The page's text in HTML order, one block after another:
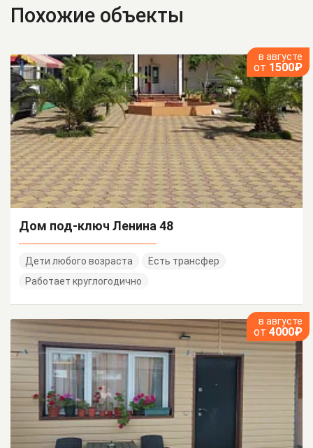
Похожие объекты
в августе
от 1500₽
Дом под-ключ Ленина 48
Дети любого возраста
Есть трансфер
Работает круглогодично
в августе
от 4000₽